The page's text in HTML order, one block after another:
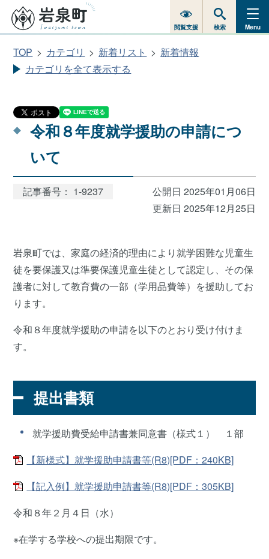
閲覧支援 検索 Menu
TOP カテゴリ 新着リスト
新着情報
カテゴリを全て表示する
令和８年度就学援助の申請につ
いて
記事番号： 1-9237
公開日 2025年01月06日
更新日 2025年12月25日
岩泉町では、家庭の経済的理由により就学困難な児童生
徒を要保護又は準要保護児童生徒として認定し、その保
護者に対して教育費の一部（学用品費等）を援助してお
ります。
令和８年度就学援助の申請を以下のとおり受け付けま
す。
提出書類
就学援助費受給申請書兼同意書（様式１） １部
【新様式】就学援助申請書等(R8)[PDF：240KB]
【記入例】就学援助申請書等(R8)[PDF：305KB]
令和８年２月４日（水）
※在学する学校への提出期限です。